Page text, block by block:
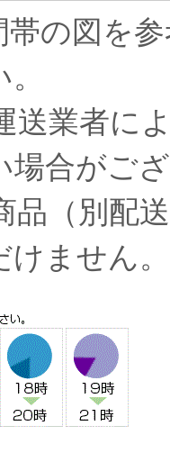
帯の図を
送業者に
場合がご
品（別配
ません。